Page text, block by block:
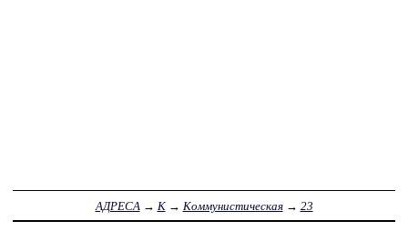
АДРЕСА → К→ Коммунистическая→ 23